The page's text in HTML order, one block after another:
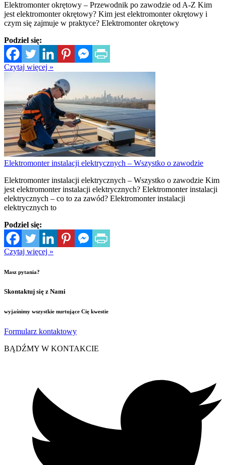
Elektromonter okrętowy – Przewodnik po zawodzie od A-Z Kim
jest elektromonter okrętowy? Kim jest elektromonter okrętowy i
czym się zajmuje w praktyce? Elektromonter okrętowy
Podziel się:
Czytaj więcej »
Elektromonter instalacji elektrycznych – Wszystko o zawodzie
Elektromonter instalacji elektrycznych – Wszystko o zawodzie Kim
jest elektromonter instalacji elektrycznych? Elektromonter instalacji
elektrycznych – co to za zawód? Elektromonter instalacji
elektrycznych to
Podziel się:
Czytaj więcej »
Masz pytania?
Skontaktuj się z Nami
wyjaśnimy wszystkie nurtujące Cię kwestie
Formularz kontaktowy
BĄDŹMY W KONTAKCIE